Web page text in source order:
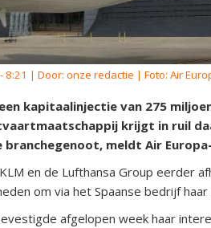
8:21 | Door: onze redactie | Foto: Air
kapitaalinjectie van 275
krijgt in ruil
branchegenoot, meldt Air
en de Lufthansa Group eerder
om via het Spaanse bedrijf
afgelopen week haar